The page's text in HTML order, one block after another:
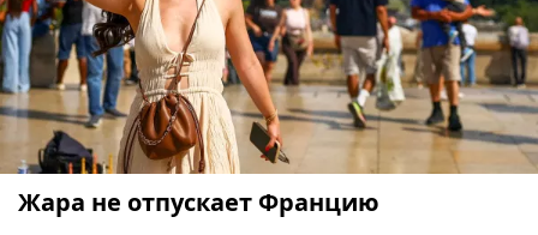
Жара не отпускает Францию